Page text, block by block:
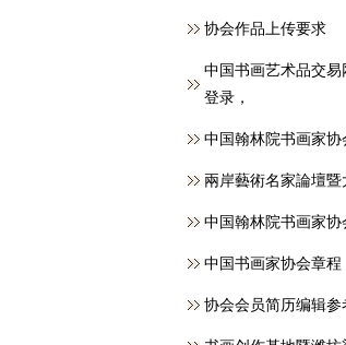
协会作品上传要求
中国书画艺术品交易
登录，
中国翰林院书画家
兩岸藝術名家論壇
中国翰林院书画家
中国书画家协会章程
协会会员简历编辑参